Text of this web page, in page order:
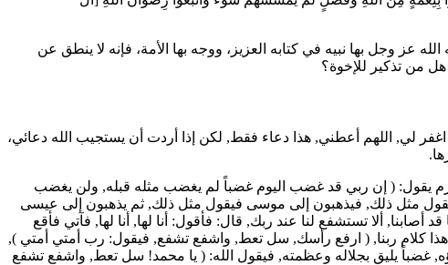
وجل بها نبيه في كتابه العزيز، ووجه بها الأمة، فإنه لا ينطق عن
من تذكير للإخوة؟
لي, اللهم أعطني, هذا دعاء فقط, لكن إذا أردت أن يستجيب الله دعائي،
يقول: ( إن ربي قد غضب اليوم غضباً لم يغضب مثله قبله, ولن يغضب
مثل ذلك, فيذهبون إلى موسى فيقول مثل ذلك, ثم يذهبون إلى عيسى
ألا تستشفع لنا عند ربك, قال: فأقول: أنا لها, أنا لها, فآتي فأقع
كلام ربنا, ( ارفع رأسك, سل تعط, واشفع تشفع, فيقول: رب أمتي أمتي ),
غضباً يليق بجلاله وعظمته, فيقول الله: ( يا محمد! سل تعط, واشفع تشفع